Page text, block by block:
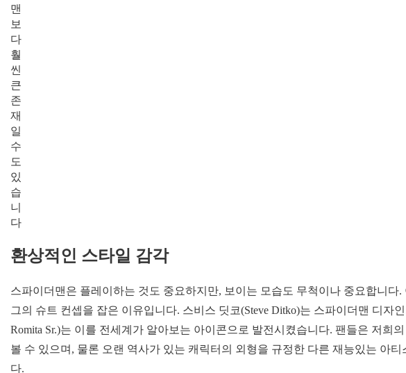
맨
보
다
훨
씬
큰
존
재
일
수
도
있
습
니
다
환상적인 스타일 감각
스파이더맨은 플레이하는 것도 중요하지만, 보이는 모습도 무척이나 중요합니다
그의 슈트 컨셉을 잡은 이유입니다. 스비스 딧코(Steve Ditko)는 스파이더맨 디자
Romita Sr.)는 이를 전세계가 알아보는 아이콘으로 발전시켰습니다. 팬들은 저희
볼 수 있으며, 물론 오랜 역사가 있는 캐릭터의 외형을 규정한 다른 재능있는 아
다.